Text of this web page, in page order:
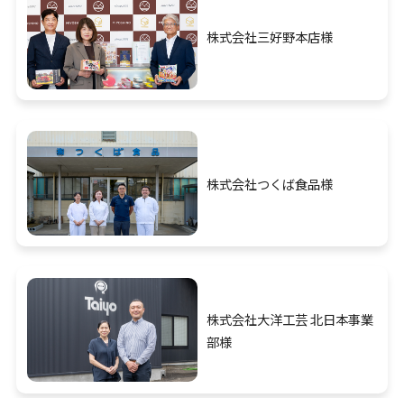
株式会社三好野本店様
株式会社つくば食品様
株式会社大洋工芸 北日本事業
部様